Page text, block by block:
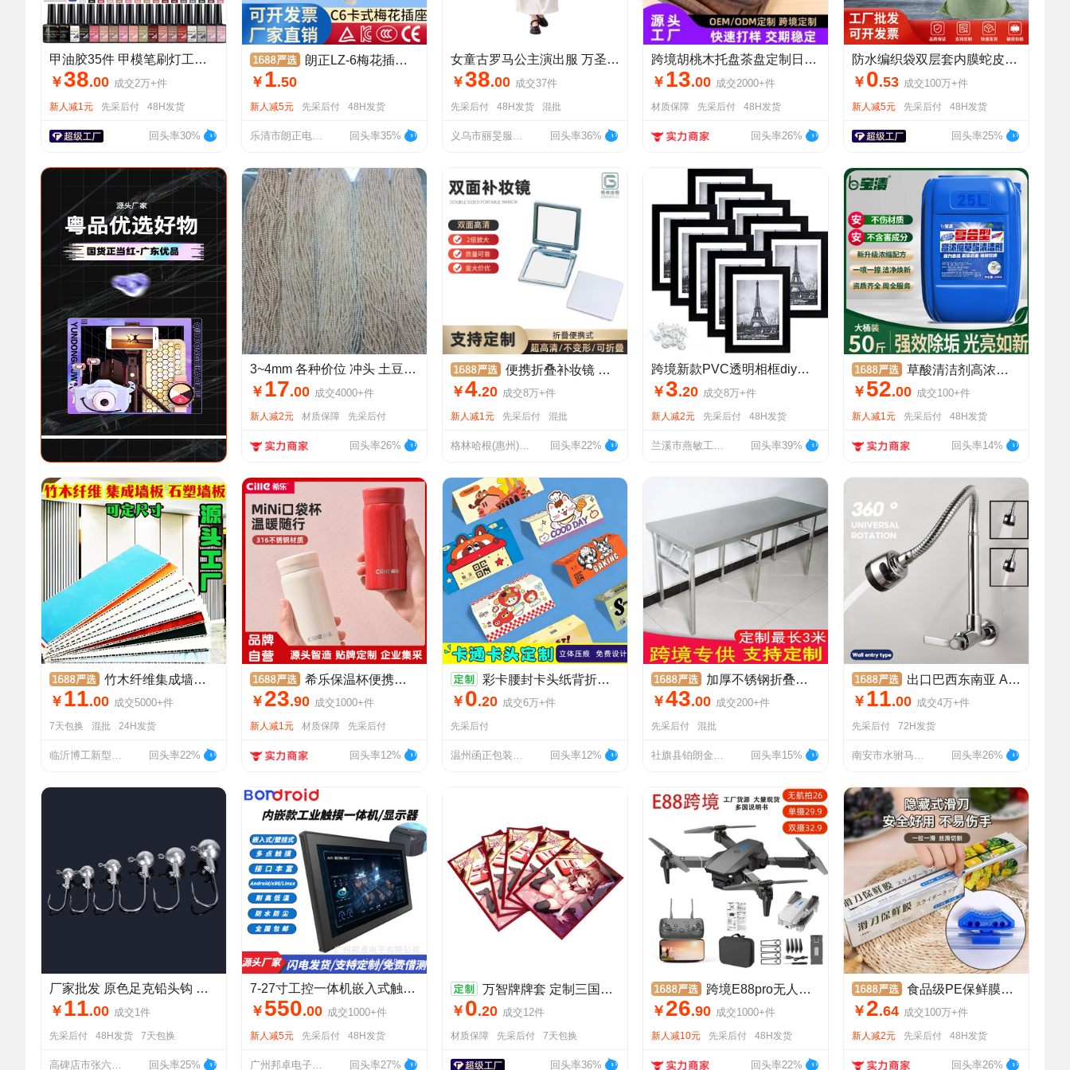
甲油胶35件 甲模笔刷灯工具打磨机打磨批发美甲工具全套一整套
￥38.00 成交2万+件
新人减1元 先采后付 48H发货
回头率30%
朗正LZ-6梅花插座C6卡式宽脚电饭煲插座电热水壶插座
￥ 1.50
新人减5元 先采后付 48H发货
乐清市朗正电子有限公司 回头率35%
女童古罗马公主演出服 万圣节cos服派对表演服角色扮演服现货批发
￥38.00 成交37件
先采后付 48H发货 混批
义乌市丽旻服饰有限公司 回头率36%
跨境胡桃木托盘茶盘定制日式咖啡实木托盘餐盘木盘子家用木质托盘
￥ 13.00 成交2000+件
材质保障 先采后付 48H发货
回头率26%
防水编织袋双层套内膜蛇皮袋带内衬加厚内胆快递物流打包袋子批发
￥ 0.53 成交100万+件
新人减5元 先采后付 48H发货
回头率25%
3~4mm 各种价位 冲头 土豆圆 近圆 强光 有纹 无纹 天然淡水珍珠
￥ 17.00 成交4000+件
新人减2元 材质保障 先采后付
回头率26%
便携折叠补妆镜 随身磁吸小镜子 高清PU皮化妆镜高清
￥4.20 成交8万+件
新人减1元 先采后付 混批
格林哈根(惠州)工艺品有限公司 回头率22%
跨境新款PVC透明相框diy纪念照片墙5个装组合画框摆件礼品批发
￥3.20 成交8万+件
新人减2元 先采后付 48H发货
兰溪市燕敏工艺品有限公司 回头率39%
草酸清洁剂高浓度卫生间地砖家用强力去污除垢去黄清洗剂清洗液
￥ 52.00 成交100+件
新人减1元 先采后付 48H发货
回头率14%
竹木纤维集成墙板室内装修护墙板自装扣板吊顶墙面装饰竹木纤维板
￥ 11.00 成交5000+件
7天包换 混批 24H发货
临沂博工新型建材有限公司 回头率22%
希乐保温杯便携迷你可爱高颜值不锈钢男女学生水杯时尚小巧口红杯
￥ 23.90 成交1000+件
新人减1元 材质保障 先采后付
回头率12%
彩卡腰封卡头纸背折异形卡吊牌定制印刷订做贺卡白卡纸飞机孔吊牌
￥ 0.20 成交6万+件
先采后付
温州函正包装有限公司 回头率12%
加厚不锈钢折叠桌家用长条桌子商用长方形户外烧烤摆摊便携式餐桌
￥43.00 成交200+件
先采后付 混批
社旗县铂朗金属制品有限公司 回头率15%
出口巴西东南亚 ABS横式万向厨用菜盆水龙头入墙式单冷万向龙头
￥ 11.00 成交4万+件
先采后付 72H发货
南安市水驸马水暖洁具厂 回头率26%
厂家批发 原色足克铅头钩 防挂底路亚饵 朝天钩 鹰嘴钩尖渔具配件
￥ 11.00 成交1件
先采后付 48H发货 7天包换
高碑店市张六庄森茉渔具厂 回头率25%
7-27寸工控一体机嵌入式触摸电容智能工位电脑安卓工业触摸显示器
￥ 550.00 成交1000+件
新人减5元 先采后付 48H发货
广州邦卓电子有限公司 回头率27%
万智牌牌套 定制三国杀桌游卡套 游戏王复合印刷亮面卡片袋 批发
￥ 0.20 成交12件
材质保障 先采后付 7天包换
回头率36%
跨境E88pro无人机航拍高清4K四轴飞行器玩具E99折叠遥控飞机E525
￥ 26.90 成交1000+件
新人减10元 先采后付 48H发货
回头率22%
食品级PE保鲜膜厨房食物罩一次性点断式磁吸式切割器滑刀式保鲜膜
￥ 2.64 成交100万+件
新人减2元 先采后付 48H发货
回头率26%